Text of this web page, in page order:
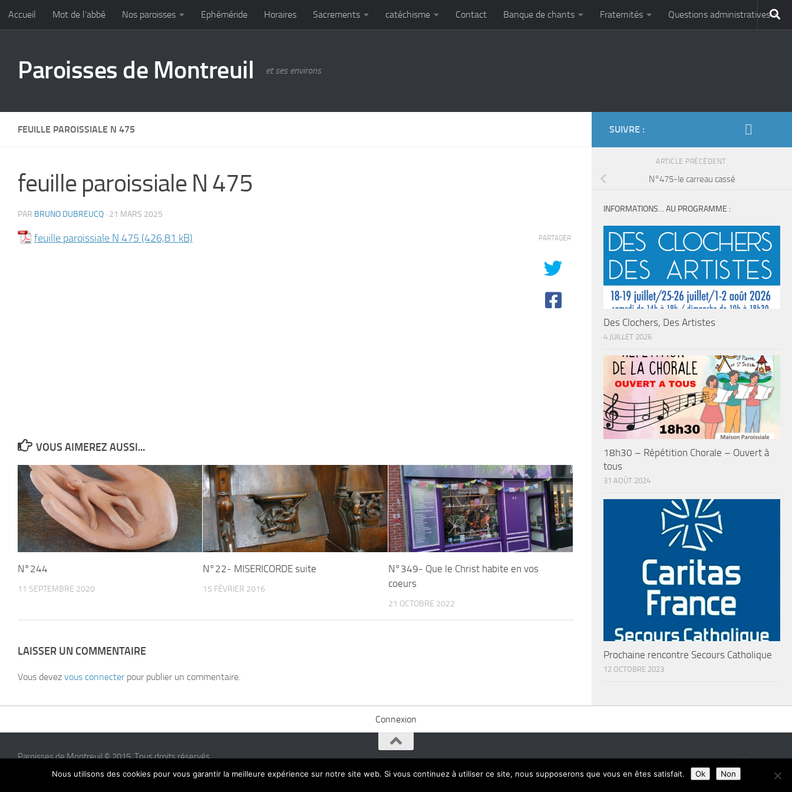
Skip to content
Accueil Mot de l’abbé Nos paroisses Ephéméride Horaires Sacrements catéchisme Contact Banque de chants Fraternités Questions administratives
Paroisses de Montreuil et ses environs
FEUILLE PAROISSIALE N 475
feuille paroissiale N 475
PAR BRUNO DUBREUCQ · 21 MARS 2025
feuille paroissiale N 475 PARTAGER
VOUS AIMEREZ AUSSI...
N°244
11 SEPTEMBRE 2020
N°22- MISERICORDE suite
15 FÉVRIER 2016
N°349- Que le Christ habite en vos
coeurs
21 OCTOBRE 2022
LAISSER UN COMMENTAIRE
Vous devez vous connecterpour publier un commentaire.
SUIVRE :
ARTICLE PRÉCÉDENT
N°475-le carreau cassé
INFORMATIONS… AU PROGRAMME :
Des Clochers, Des Artistes
4 JUILLET 2026
18h30 – Répétition Chorale – Ouvert à
tous
31 AOÛT 2024
Prochaine rencontre Secours Catholique
12 OCTOBRE 2023
Connexion
Paroisses de Montreuil © 2015. Tous droits réservés
Nous utilisons des cookies pour vous garantir la meilleure expérience sur notre site web. Si vous continuez à utiliser ce site, nous supposerons que vous en êtes satisfait. Ok Non